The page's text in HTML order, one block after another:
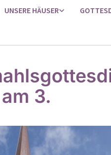
UNSERE HÄUSER
3.